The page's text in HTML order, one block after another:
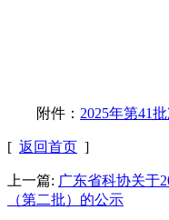
附件： 2025年第41
[ 返回首页 ]
上一篇: 广东省科协关于
（第二批）的公示